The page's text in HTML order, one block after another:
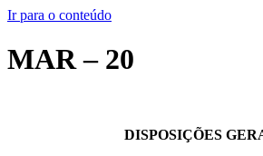
Ir para o conteúdo
MAR – 20
DISPOSIÇÕES